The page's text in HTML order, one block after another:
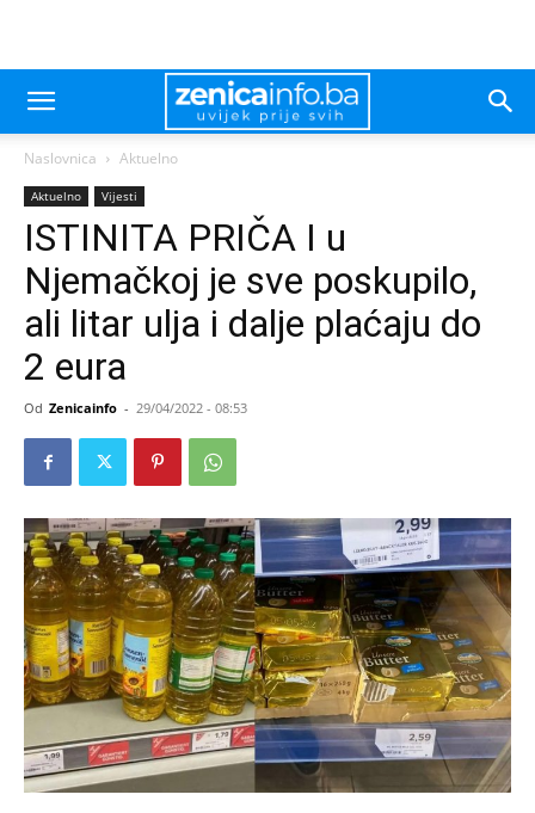
Naslovnica Aktuelno
Aktuelno Vijesti
ISTINITA PRIČA I u
Njemačkoj je sve poskupilo,
ali litar ulja i dalje plaćaju do
2 eura
Od Zenicainfo - 29/04/2022 - 08:53